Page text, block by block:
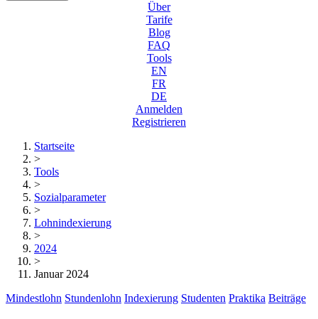
Über
Tarife
Blog
FAQ
Tools
EN
FR
DE
Anmelden
Registrieren
Startseite
>
Tools
>
Sozialparameter
>
Lohnindexierung
>
2024
>
Januar 2024
Mindestlohn Stundenlohn Indexierung Studenten Praktika Beiträge